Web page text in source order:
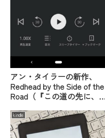
アン・タイラーの新作、
Redhead by the Side of the
Road（『この道の先に、
した
kindle